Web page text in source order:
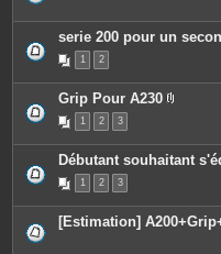
serie 200 pour un
1 2
Grip Pour A230
c
e
i
n
1 2 3
Débutant souhaitant
1 2 3
[Estimation]